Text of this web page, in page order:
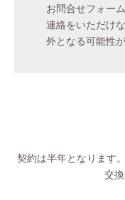
お問合せフォー
連絡をいただけ
外となる可能性
契約は半年となります
交